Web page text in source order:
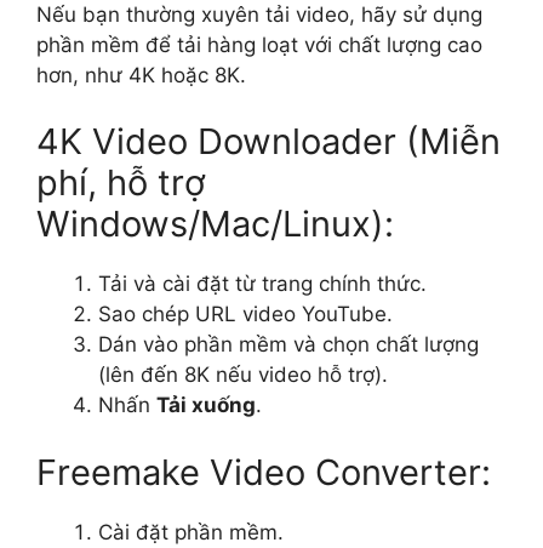
Nếu bạn thường xuyên tải video, hãy sử dụng
phần mềm để tải hàng loạt với chất lượng cao
hơn, như 4K hoặc 8K.
4K Video Downloader (Miễn
phí, hỗ trợ
Windows/Mac/Linux):
Tải và cài đặt từ trang chính thức.
Sao chép URL video YouTube.
Dán vào phần mềm và chọn chất lượng
(lên đến 8K nếu video hỗ trợ).
Nhấn Tải xuống.
Freemake Video Converter:
Cài đặt phần mềm.